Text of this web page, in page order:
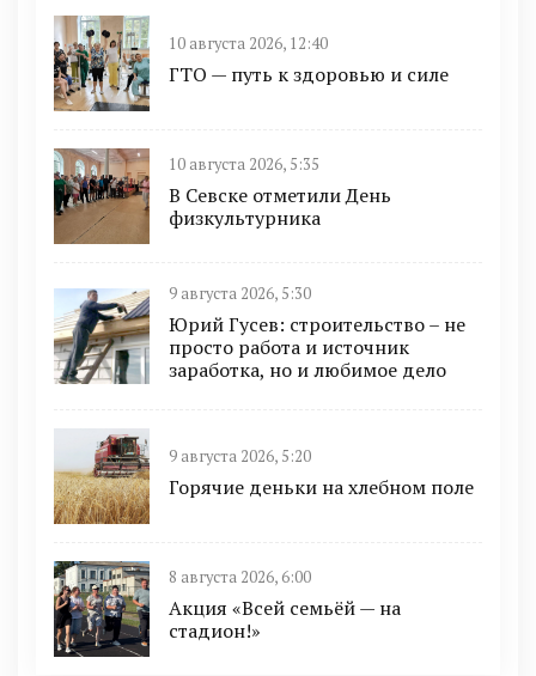
10 августа 2026, 12:40
ГТО — путь к здоровью и силе
10 августа 2026, 5:35
В Севске отметили День
физкультурника
9 августа 2026, 5:30
Юрий Гусев: строительство – не
просто работа и источник
заработка, но и любимое дело
9 августа 2026, 5:20
Горячие деньки на хлебном поле
8 августа 2026, 6:00
Акция «Всей семьёй — на
стадион!»